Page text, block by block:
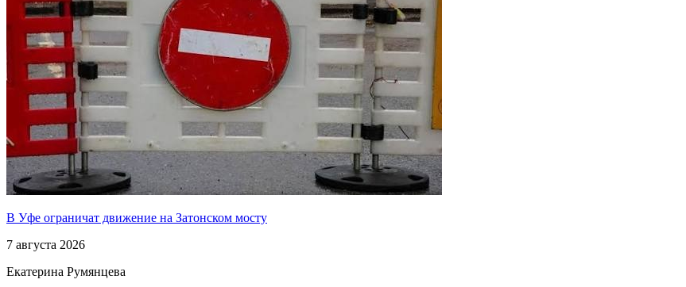
В Уфе ограничат движение на Затонском мосту
7 августа 2026
Екатерина Румянцева